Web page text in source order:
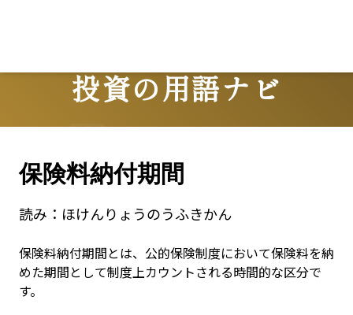
投資の用語ナビ
Terms
保険料納付期間
読み： ほけんりょうのうふきかん
保険料納付期間とは、公的保険制度において保険料を納
めた期間として制度上カウントされる時間的な区分で
す。